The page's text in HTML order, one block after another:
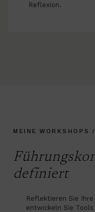
Reflexion.
MEINE WORKSHOPS
definiert
Reflektieren Sie
entwickeln Sie